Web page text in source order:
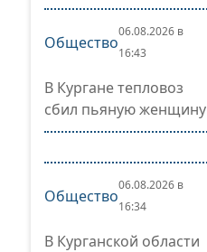
Общество
06.08.2026 в
16:43
В Кургане тепловоз
сбил пьяную женщину
Общество
06.08.2026 в
16:34
В Курганской области